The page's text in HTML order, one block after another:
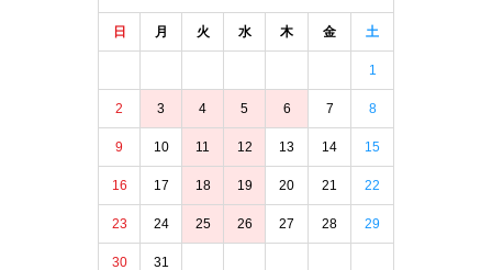
日 月 火 水 木 金 土
1
2 3 4 5 6 7 8
9 10 11 12 13 14 15
16 17 18 19 20 21 22
23 24 25 26 27 28 29
30 31